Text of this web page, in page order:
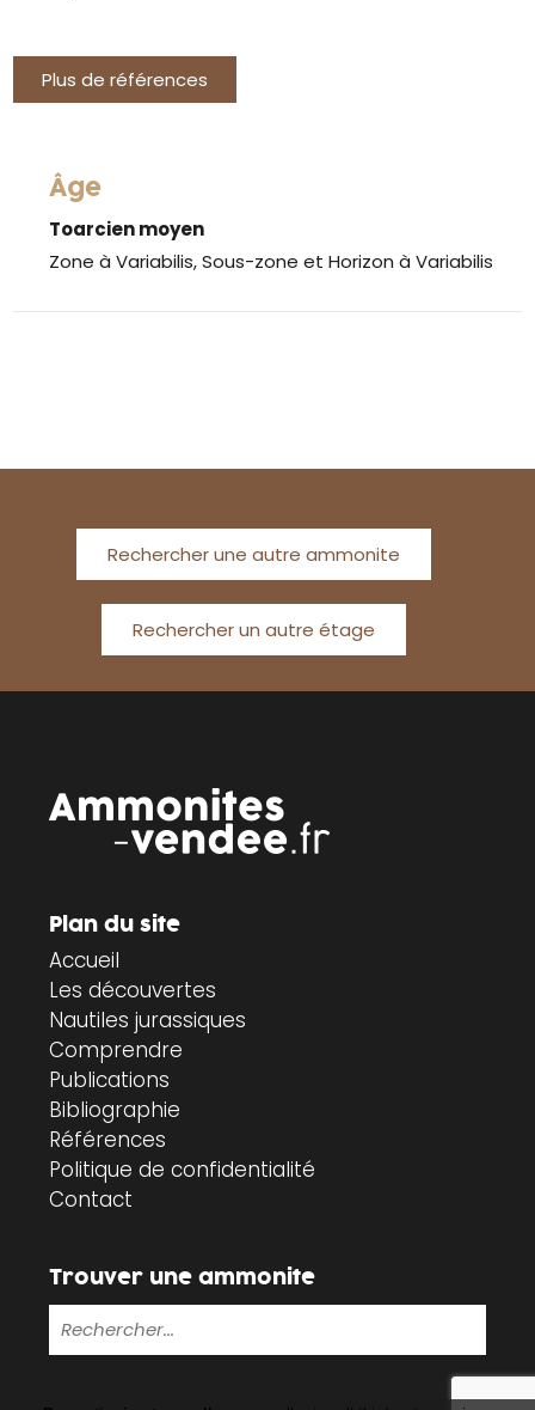
Plus de références
Âge
Toarcien moyen
Zone à Variabilis, Sous-zone et Horizon à Variabilis
Rechercher une autre ammonite
Rechercher un autre étage
Plan du site
Accueil
Les découvertes
Nautiles jurassiques
Comprendre
Publications
Bibliographie
Références
Politique de confidentialité
Contact
Trouver une ammonite